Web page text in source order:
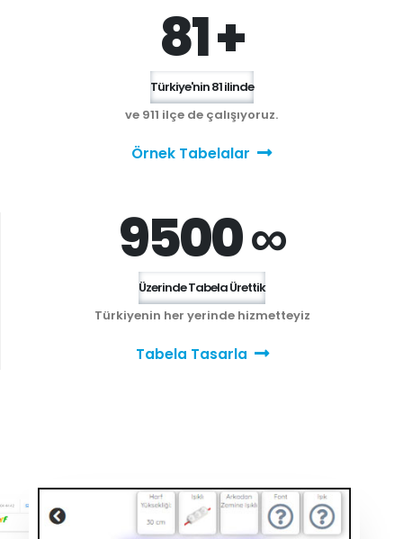
81 +
Türkiye'nin 81 ilinde
ve 911 ilçe de çalışıyoruz.
Örnek Tabelalar
9500 ∞
Üzerinde Tabela Ürettik
Türkiyenin her yerinde hizmetteyiz
Tabela Tasarla